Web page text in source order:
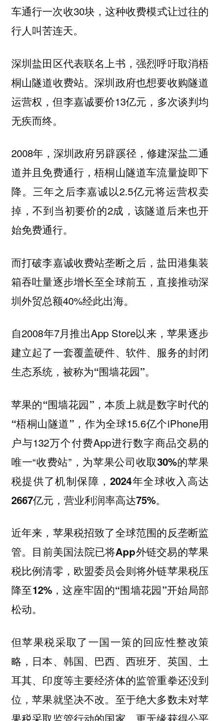
车通行一次收30块，这种收费模式让过往的
行人叫苦连天。
深圳盐田区代表联名上书，强烈呼吁取消梧
桐山隧道收费站。深圳政府也想要收购隧道
运营权，但李嘉诚要价13亿元，多次谈判均
无疾而终。
2008年，深圳政府另辟蹊径，修建深盐二通
道并且免费通行，梧桐山隧道车流量旋即下
降。三年之后李嘉诚以2.5亿元将运营权卖
掉，不到当初要价的2成，该隧道后来也开
始免费通行。
而打破李嘉诚收费站垄断之后，盐田港集装
箱吞吐量逐步增长至全球前五，直接推动深
圳外贸总额40%经此出海。
自2008年7月推出App Store以来，苹果逐步
建立起了一套覆盖硬件、软件、服务的封闭
生态系统，被称为“围墙花园”。
苹果的“围墙花园”，本质上就是数字时代的
“梧桐山隧道”， 作为全球15.6亿个iPhone用
户与132万个付费App进行数字商品交易的
唯一“收费站”， 为苹果公司收取30%的苹果
税提供了机制保障，2024年全球收入高达
2667亿元，营业利润率高达75%。
近年来，苹果税招致了全球范围的反垄断监
管。 目前美国法院已将App外链交易的苹果
税比例清零，欧盟委员会则将外链苹果税压
降至12%，这座牢固的“围墙花园”开始局部
松动。
但苹果税采取了一国一策的回应性整改策
略，日本、韩国、巴西、西班牙、英国、土
耳其、印度等主要经济体的监管重拳还没到
位，苹果就坚决不改。至于绝大多数未对苹
果税采取监管行动的国家，更无缘获得公平